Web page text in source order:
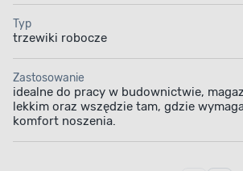
Typ
trzewiki robocze
Zastosowanie
idealne do pracy w budownictwie,
lekkim oraz wszędzie tam, gdzie
komfort noszenia.